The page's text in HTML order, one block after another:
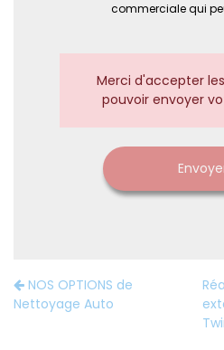
commerciale qui
Merci d'accepter
pouvoir envoyer
NOS OPTIONS de
Nettoyage Auto